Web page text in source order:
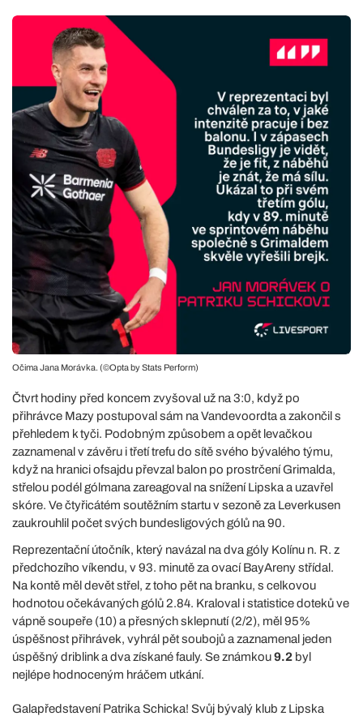
Očima Jana Morávka. (©Opta by Stats Perform)
Čtvrt hodiny před koncem zvyšoval už na 3:0, když po
přihrávce Mazy postupoval sám na Vandevoordta a zakončil s
přehledem k tyči. Podobným způsobem a opět levačkou
zaznamenal v závěru i třetí trefu do sítě svého bývalého týmu,
když na hranici ofsajdu převzal balon po prostrčení Grimalda,
střelou podél gólmana zareagoval na snížení Lipska a uzavřel
skóre. Ve čtyřicátém soutěžním startu v sezoně za Leverkusen
zaukrouhlil počet svých bundesligových gólů na 90.
Reprezentační útočník, který navázal na dva góly Kolínu n. R. z
předchozího víkendu, v 93. minutě za ovací BayAreny střídal.
Na kontě měl devět střel, z toho pět na branku, s celkovou
hodnotou očekávaných gólů 2.84. Kraloval i statistice doteků ve
vápně soupeře (10) a přesných sklepnutí (2/2), měl 95%
úspěšnost přihrávek, vyhrál pět soubojů a zaznamenal jeden
úspěšný driblink a dva získané fauly. Se známkou9.2 byl
nejlépe hodnoceným hráčem utkání.
Galapředstavení Patrika Schicka! Svůj bývalý klub z Lipska